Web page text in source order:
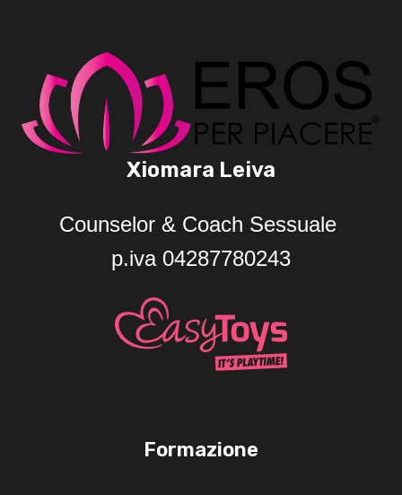
VERSO
UNA
VITA
DI
COPPIA
VIVA
E
Xiomara Leiva
Counselor & Coach Sessuale
p.iva 04287780243
Formazione